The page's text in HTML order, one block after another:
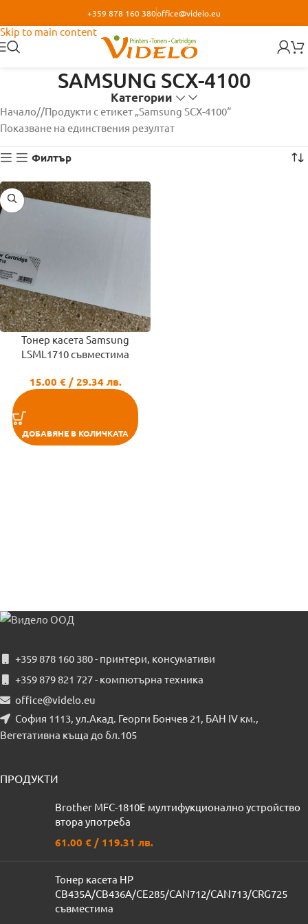
Skip to main content
+359 878 160 380office@videlo.eu
SAMSUNG SCX-4100
Категории
Начало/ Продукти с етикет „Samsung SCX-4100“
Показване на единствения резултат
Филтър
Тонер касета Samsung
LSML1710 съвместима
15.00 €/ 29.34 лв.
ДОБАВЯНЕ В КОЛИЧКАТА
+359 878 160 380 - принтери, консумативи
+359 879 821 727 - компютърна техника
office@videlo.eu
София 1113, ул.Акад. Георги Бончев 21, БАН IV км.,
Вегетативна къща до бл.105
ПРОДУКТИ
Brother MFC-1810Е мултифукционално устройство
втора употреба
61.00 € / 119.31 лв.
Тонер касета HP
CB435A/CB436A/CE285/CAN712/CAN713/CRG725
съвместима